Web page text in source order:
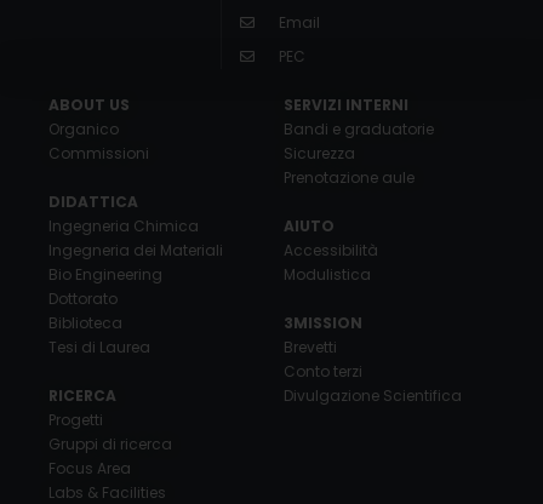
Email
PEC
ABOUT US
Organico
Commissioni
DIDATTICA
Ingegneria Chimica
Ingegneria dei Materiali
Bio Engineering
Dottorato
Biblioteca
Tesi di Laurea
RICERCA
Progetti
Gruppi di ricerca
Focus Area
Labs & Facilities
SERVIZI INTERNI
Bandi e graduatorie
Sicurezza
Prenotazione aule
AIUTO
Accessibilità
Modulistica
3MISSION
Brevetti
Conto terzi
Divulgazione Scientifica